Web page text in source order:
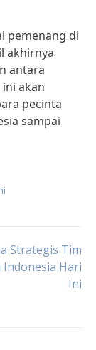
pemenang di
akhirnya
antara
akan
pecinta
sampai
Strategis Tim
Indonesia Hari
Ini